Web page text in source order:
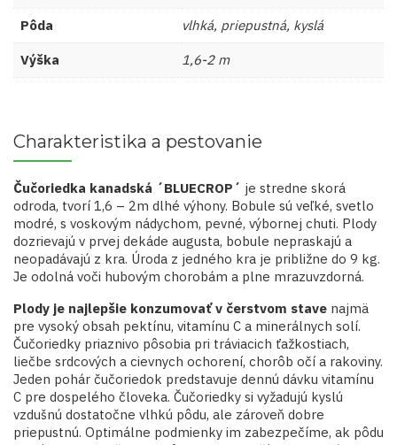
Pôda vlhká, priepustná, kyslá
Výška 1,6-2 m
Charakteristika a pestovanie
Čučoriedka kanadská ´BLUECROP´ je stredne skorá
odroda, tvorí 1,6 – 2m dlhé výhony. Bobule sú veľké, svetlo
modré, s voskovým nádychom, pevné, výbornej chuti. Plody
dozrievajú v prvej dekáde augusta, bobule nepraskajú a
neopadávajú z kra. Úroda z jedného kra je približne do 9 kg.
Je odolná voči hubovým chorobám a plne mrazuvzdorná.
Plody je najlepšie konzumovať v čerstvom stave najmä
pre vysoký obsah pektínu, vitamínu C a minerálnych solí.
Čučoriedky priaznivo pôsobia pri tráviacich ťažkostiach,
liečbe srdcových a cievnych ochorení, chorôb očí a rakoviny.
Jeden pohár čučoriedok predstavuje dennú dávku vitamínu
C pre dospelého človeka. Čučoriedky si vyžadujú kyslú
vzdušnú dostatočne vlhkú pôdu, ale zároveň dobre
priepustnú. Optimálne podmienky im zabezpečíme, ak pôdu